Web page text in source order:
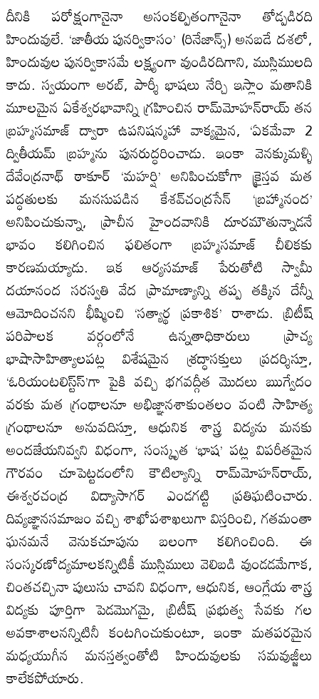
దీనికి పరోక్షంగానైనా అసంకల్పితంగానైనా తోడ్పడిరది
హిందువులే. ‘జాతీయ పునర్వికాసం’ (రినేజాన్స్‌) అనబడే దశలో,
హిందువుల పునర్వికాసమే లక్ష్యంగా వుండిరదిగాని, ముస్లిములది
కాదు. స్వయంగా అరబ్‌, పార్శీ భాషలు నేర్చి ఇస్లాం మతానికి
మూలమైన ఏకేశ్వరభావాన్ని గ్రహించిన రామ్‌మోహన్‌రాయ్‌ తన
బ్రహ్మసమాజ్‌ ద్వారా ఉపనిషన్మహా వాక్యమైన, ‘ఏకమేవా 2
ద్వితీయమ్‌ బ్రహ్మను పునరుద్ధరించాడు. ఇంకా వెనక్కుమళ్ళి
దేవేంద్రనాథ్‌ ఠాకూర్‌ ‘మహర్షి’ అనిపించుకోగా క్రైస్తవ మత
పద్ధతులకు మనసుపడిన కేశవ్‌చంద్రసేన్‌ ‘బ్రహ్మానంద’
అనిపించుకున్నా, ప్రాచీన హైందవానికి దూరమౌతున్నాడనే
భావం కలిగించిన ఫలితంగా బ్రహ్మసమాజ్‌ చీలికకు
కారణమయ్యాడు. ఇక ఆర్యసమాజ్‌ పేరుతోటి స్వామీ
దయానంద సరస్వతి వేద ప్రామాణ్యాన్ని తప్ప తక్కిన దేన్నీ
ఆమోదించనని భీష్మించి ‘సత్యార్థ ప్రకాశిక’ రాశాడు. బ్రిటీష్‌
పరిపాలక వర్గంలోనే ఉన్నతాధికారులు ప్రాచ్య
భాషాసాహిత్యాలపట్ల విశేషమైన శ్రద్ధాసక్తులు ప్రదర్శిస్తూ,
‘ఓరియంటలిస్ట్‌స్‌’గా పైకి వచ్చి భగవద్గీత మొదలు ఋగ్వేదం
వరకు మత గ్రంథాలనూ అభిజ్ఞానశాకుంతలం వంటి సాహిత్య
గ్రంథాలనూ అనువదిస్తూ, ఆధునిక శాస్త్ర విద్యను మనకు
అందజేయనివ్వని విధంగా, సంస్కృత ‘భాష’ పట్ల విపరీతమైన
గౌరవం చూపెట్టడంలోని కౌటిల్యాన్ని రామ్‌మోహన్‌రాయ్‌,
ఈశ్వరచంద్ర విద్యాసాగర్‌ ఎండగట్టి ప్రతిఘటించారు.
దివ్యజ్ఞానసమాజం వచ్చి శాఖోపశాఖలుగా విస్తరించి, గతమంతా
ఘనమనే వెనుకచూపును బలంగా కలిగించింది. ఈ
సంస్కరణోద్యమాలకన్నిటికీ ముస్లిములు వెలిబడి వుండడమేగాక,
చింతచచ్చినా పులుసు చావని విధంగా, ఆధునిక, ఆంగ్లేయ శాస్త్ర
విద్యకు పూర్తిగా పెడమొగమై, బ్రిటీష్‌ ప్రభుత్వ సేవకు గల
అవకాశాలనన్నిటినీ కంటగించుకుంటూ, ఇంకా మతపరమైన
మధ్యయుగీన మనస్తత్వంతోటి హిందువులకు సమవుజ్జీలు
కాలేకపోయారు.